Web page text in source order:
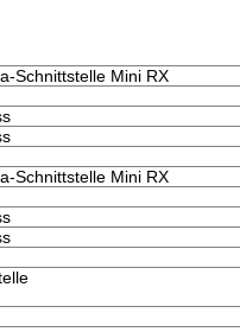
Schnittstelle Mini RX
Schnittstelle Mini RX